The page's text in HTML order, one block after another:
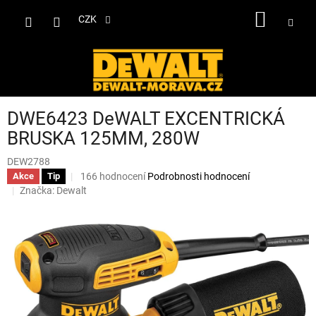
CZK
DWE6423 DeWALT EXCENTRICKÁ
BRUSKA 125MM, 280W
DEW2788
Akce Tip
Průměrné
hodnocení
3,5
z
5
hvězdiček.
166 hodnocení Podrobnosti hodnocení
Značka: Dewalt